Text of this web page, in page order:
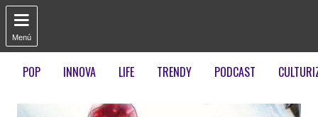

Menú
POP INNOVA LIFE TRENDY PODCAST